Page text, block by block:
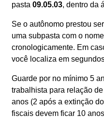
pasta 09.05.03, dentro da
Se o autônomo prestou
uma subpasta com o
cronologicamente. Em
você localiza em
Guarde por no mínimo 5
trabalhista para relação
anos (2 após a extinção
fiscais devem ficar 10